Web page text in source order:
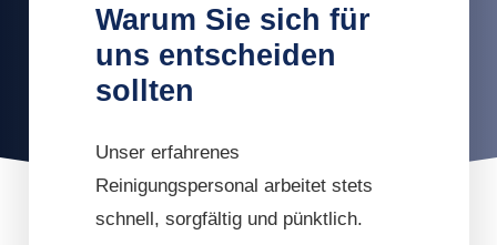
Warum Sie sich für
uns entscheiden
sollten
Unser erfahrenes
Reinigungspersonal arbeitet stets
schnell, sorgfältig und pünktlich.